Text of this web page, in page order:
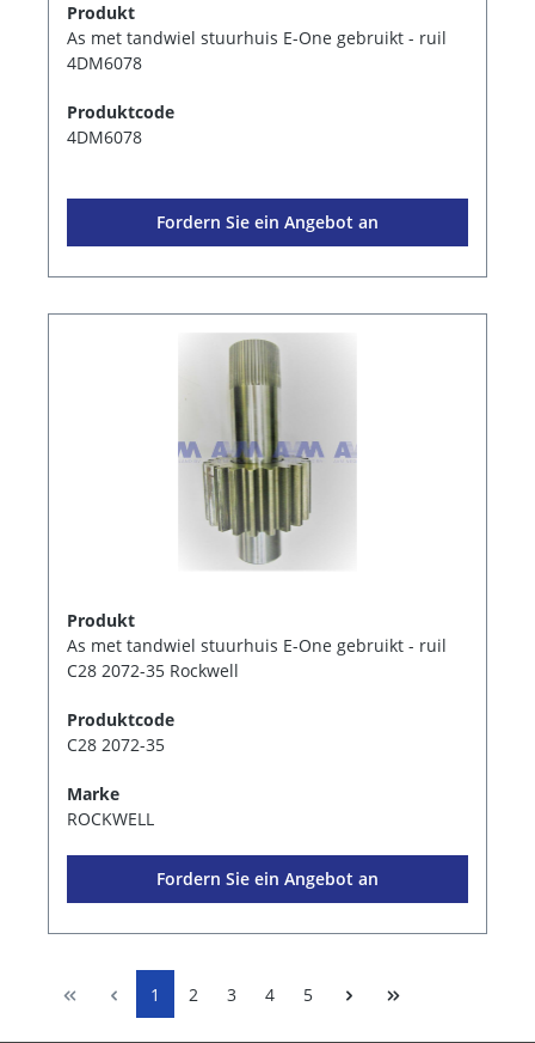
Produkt
As met tandwiel stuurhuis E-One gebruikt - ruil
4DM6078
Produktcode
4DM6078
Fordern Sie ein Angebot an
Produkt
As met tandwiel stuurhuis E-One gebruikt - ruil
C28 2072-35 Rockwell
Produktcode
C28 2072-35
Marke
ROCKWELL
Fordern Sie ein Angebot an
1 2 3 4 5